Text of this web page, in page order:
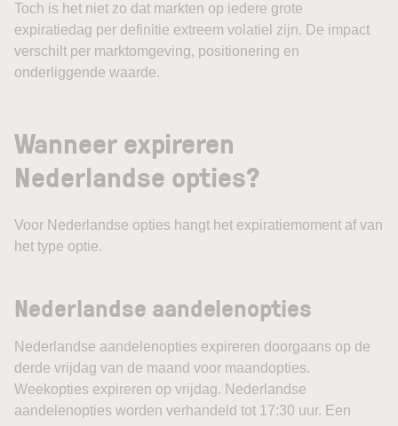
Toch is het niet zo dat markten op iedere grote
expiratiedag per definitie extreem volatiel zijn. De impact
verschilt per marktomgeving, positionering en
onderliggende waarde.
Wanneer expireren
Nederlandse opties?
Voor Nederlandse opties hangt het expiratiemoment af van
het type optie.
Nederlandse aandelenopties
Nederlandse aandelenopties expireren doorgaans op de
derde vrijdag van de maand voor maandopties.
Weekopties expireren op vrijdag. Nederlandse
aandelenopties worden verhandeld tot 17:30 uur. Een